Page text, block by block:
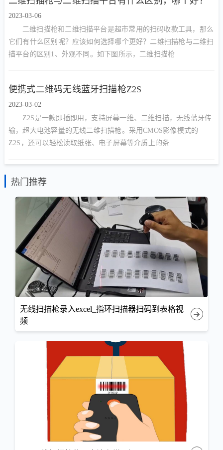
2023-03-06
二维扫描枪和二维扫描平台是超市常用的扫码收款工具，那么
它们有什么区别呢？应该如何选择哪个更好？二维扫描枪与二维扫
描平台的区别1、外观不同。如下图所示，二维扫描枪
便携式二维码无线蓝牙扫描枪Z2S
2023-03-02
Z2S是一款即插即用，支持屏幕一维、二维扫描，无线蓝牙传
输，超大电池容量的无线二维扫描枪。采用CMOS影像模式的
Z2S，还可以轻松读取纸张、电子屏幕等介质上的条
热门推荐
无线扫描枪录入excel_指环扫描器扫码到表格视
频